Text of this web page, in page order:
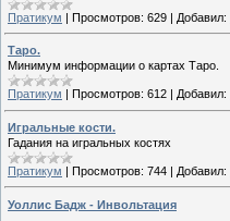
Пратикум | Просмотров: 629 | Добавил:
Таро.
Минимум информации о картах Таро.
Пратикум Просмотров: 612 Добавил:
Игральные кости.
Гадания на игральных костях
Пратикум | Просмотров: 744 | Добавил:
Уоллис Бадж - Инвольтация